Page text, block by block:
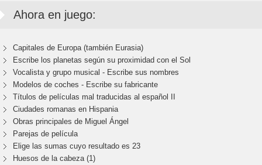
Ahora en juego:
Capitales de Europa (también Eurasia)
Escribe los planetas según su proximidad con el Sol
Vocalista y grupo musical - Escribe sus nombres
Modelos de coches - Escribe su fabricante
Títulos de películas mal traducidas al español II
Ciudades romanas en Hispania
Obras principales de Miguel Ángel
Parejas de película
Elige las sumas cuyo resultado es 23
Huesos de la cabeza (1)